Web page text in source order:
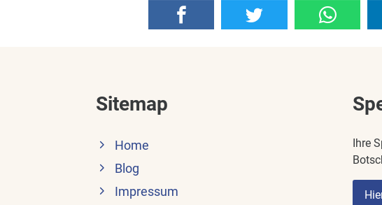
Sitemap
Home
Blog
Impressum
Ihre